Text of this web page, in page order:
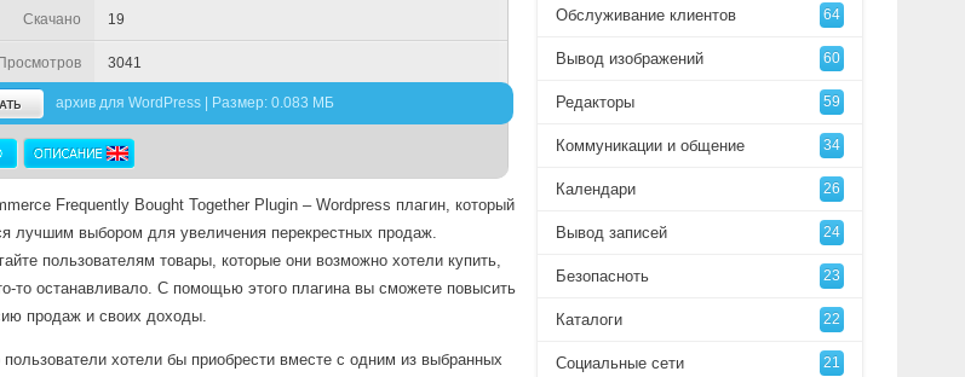
Скачано 19
Просмотров 3041
архив для WordPress | Размер: 0.083 МБ
Frequently Bought Together Plugin – Wordpress плагин, который
лучшим выбором для увеличения перекрестных продаж.
пользователям товары, которые они возможно хотели купить,
то останавливало. С помощью этого плагина вы сможете повысить
продаж и своих доходы.
хотели бы приобрести вместе с одним из выбранных
Обслуживание клиентов 64
Вывод изображений 60
Редакторы 59
Коммуникации и общение 34
Календари 26
Вывод записей 24
Безопасноть 23
Каталоги 22
Социальные сети 21